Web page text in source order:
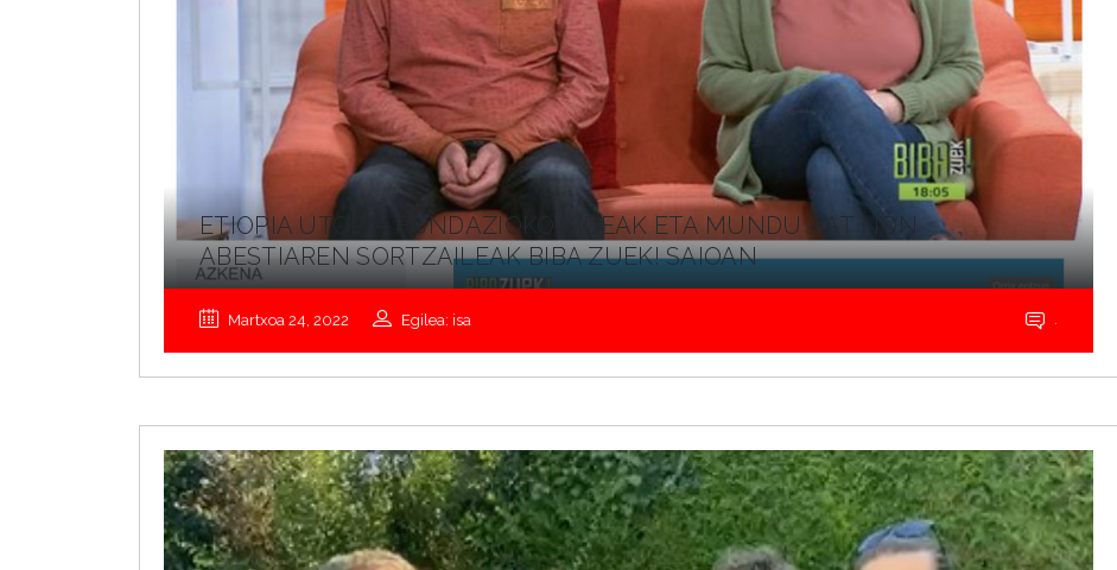
ETIOPIA UTOPIA FUNDAZIOKO KIDEAK ETA MUNDU BAT NON
ABESTIAREN SORTZAILEAK BIBA ZUEK! SAIOAN
Martxoa 24, 2022 Egilea: isa .